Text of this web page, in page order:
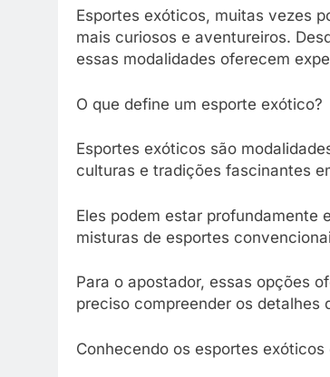
Esportes exóticos, muitas vezes
mais curiosos e aventureiros.
essas modalidades oferecem
O que define um esporte exótico?
Esportes exóticos são
culturas e tradições fascinantes
Eles podem estar profundamente
misturas de esportes
Para o apostador, essas opções
preciso compreender os detalhes
Conhecendo os esportes exóticos